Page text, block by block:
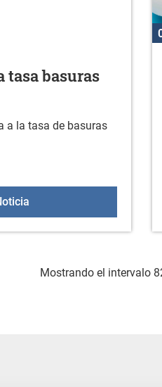
basuras
a la tasa de basuras
Nota informativa tasa
Mostrando el intervalo